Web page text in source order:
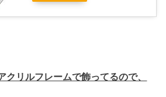
クリルフレームで飾ってるので、